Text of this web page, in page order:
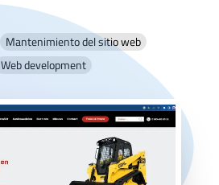
Mantenimiento del sitio web
Web development